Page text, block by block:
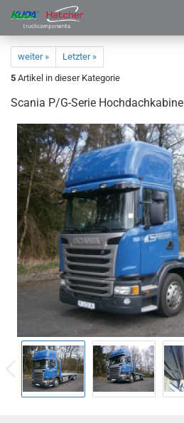
weiter »
Letzter »
5 Artikel in dieser Kategorie
Scania P/G-Serie Hochdachkabine